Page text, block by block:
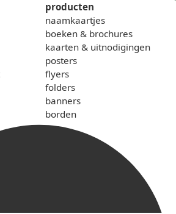
producten
naamkaartjes
boeken & brochures
kaarten & uitnodigingen
posters
flyers
folders
banners
borden